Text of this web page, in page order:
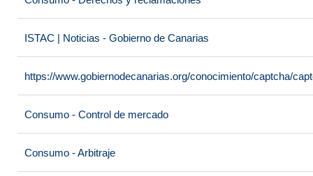
ISTAC | Noticias - Gobierno de Canarias
https://www.gobiernodecanarias.org/conocimiento/captcha/
Consumo - Control de mercado
Consumo - Arbitraje